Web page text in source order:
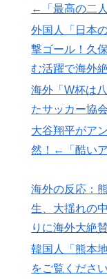
▶ 韓国人「東京
結果判明した
に物価差があ
▶ ストーカーガ
▶ 韓国人「フラ
の不祥事を詳
展してしまう
▶ 外国人「アジ
に！アメリカ
応】
▶ 【伝説の100
83点でようや
▶ 海外「さすが
←「最高の二
外国人「日本
撃ゴール！久
む活躍で海外
海外「W杯は
たサッカー協
大谷翔平がア
然！←「酷いア
海外の反応：
生、大揺れの
りに海外大絶賛
韓国人「熊本
をご覧くださ